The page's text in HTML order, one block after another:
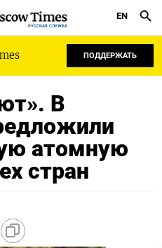
РУССКАЯ СЛУЖБА
EN
ПОДДЕРЖАТЬ
В
атомную
стран